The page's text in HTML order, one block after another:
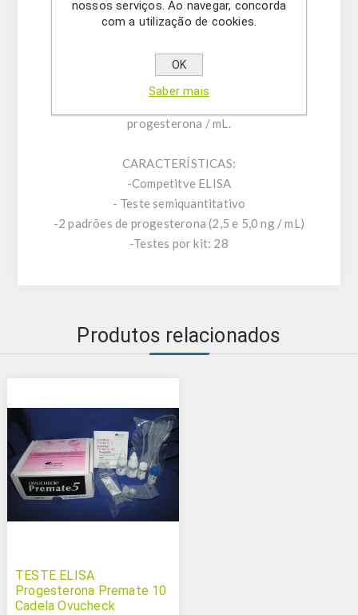
progesterona não marcada presente na
amostra. A progesterona marcada ligada é
substrato durante uma segunda incubação. A
cor obtida com a amostra é comparada com a
progesterona / mL.
CARACTERÍSTICAS:
-Competitve ELISA
- Teste semiquantitativo
-2 padrões de progesterona (2,5 e 5,0 ng / mL)
-Testes por kit: 28
Produtos relacionados
TESTE ELISA
Progesterona Premate 10
Cadela Ovucheck
nossos serviços. Ao navegar, concorda
com a utilização de cookies.
OK
Saber mais